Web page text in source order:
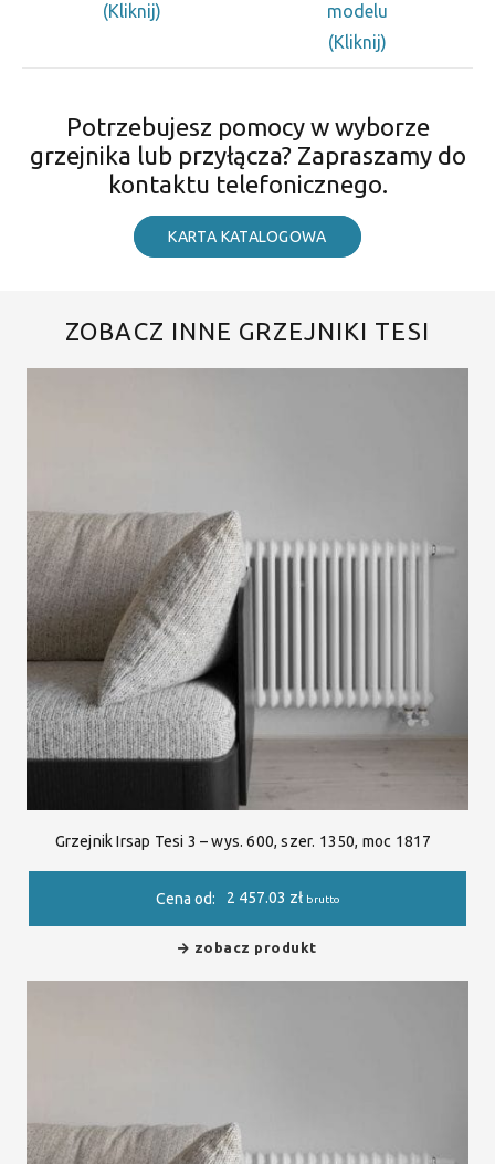
(Kliknij)
modelu
(Kliknij)
Potrzebujesz pomocy w wyborze
grzejnika lub przyłącza? Zapraszamy do
kontaktu telefonicznego.
KARTA KATALOGOWA
ZOBACZ INNE GRZEJNIKI TESI
Grzejnik Irsap Tesi 3 – wys. 600, szer. 1350, moc 1817
Cena od: 2 457.03 zł brutto
zobacz produkt